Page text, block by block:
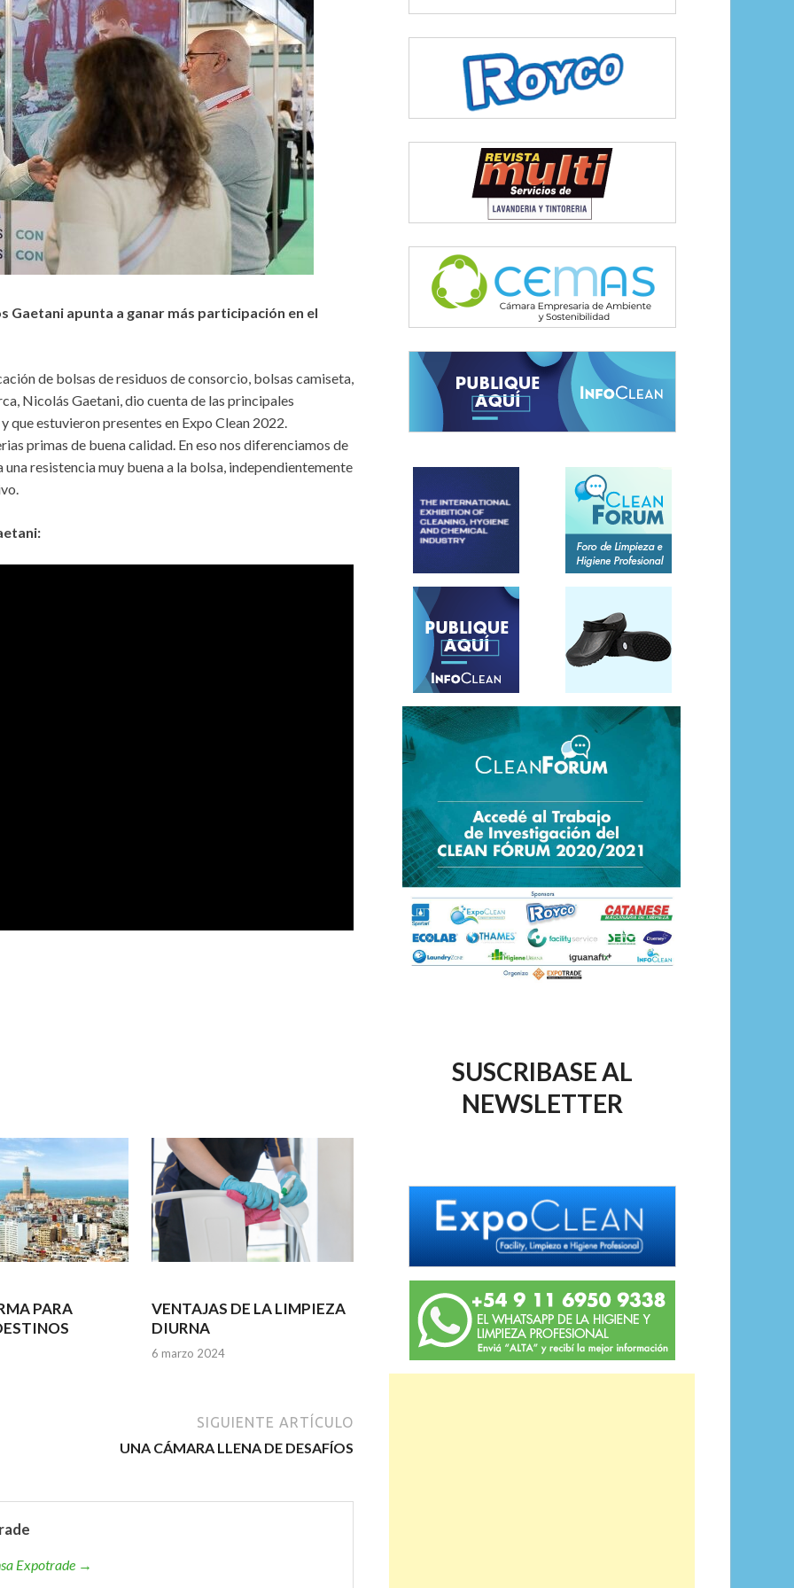
Gaetani apunta a ganar más participación en el
de bolsas de residuos de consorcio, bolsas camiseta,
Nicolás Gaetani, dio cuenta de las principales
estuvieron presentes en Expo Clean 2022.
primas de buena calidad. En eso nos diferenciamos de
resistencia muy buena a la bolsa, independientemente
PARA
VENTAJAS DE LA LIMPIEZA
DIURNA
6 marzo 2024
SIGUIENTE ARTÍCULO
UNA CÁMARA LLENA DE DESAFÍOS
Expotrade →
SUSCRIBASE AL
NEWSLETTER